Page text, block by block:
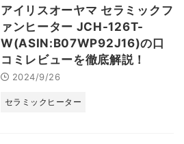
アイリスオーヤマ セラミックフ
ァンヒーター JCH-126T-
W(ASIN:B07WP92J16)の口
コミレビューを徹底解説！
2024/9/26
セラミックヒーター